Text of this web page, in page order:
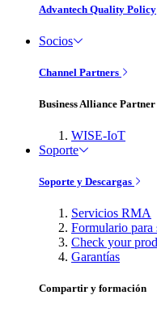
Advantech Quality Policy
Socios
Channel Partners
Business Alliance Partner
WISE-IoT
Soporte
Soporte y Descargas
Servicios RMA
Formulario para
Check your
Garantías
Compartir y formación